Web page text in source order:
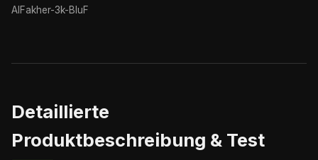
AlFakher-3k-BluF
Detaillierte
Produktbeschreibung & Test